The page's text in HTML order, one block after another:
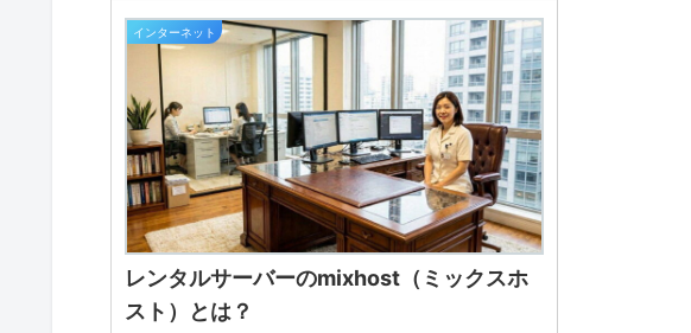
インターネット
レンタルサーバーのmixhost（ミックスホ
スト）とは？